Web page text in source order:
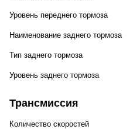
Уровень переднего тормоза
Наименование заднего тормоза
Тип заднего тормоза
Уровень заднего тормоза
Трансмиссия
Количество скоростей